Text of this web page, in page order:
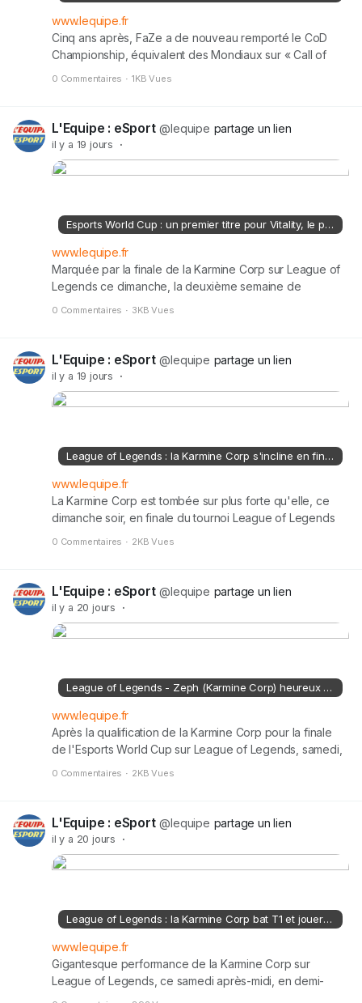
www.lequipe.fr
Cinq ans après, FaZe a de nouveau remporté le CoD
Championship, équivalent des Mondiaux sur « Call of
0 Commentaires · 1KB Vues
L'Equipe : eSport @lequipe partage un lien
il y a 19 jours ·
Esports World Cup : un premier titre pour Vitality, le point sur la compétition après deux semaines
www.lequipe.fr
Marquée par la finale de la Karmine Corp sur League of
Legends ce dimanche, la deuxième semaine de
Bang.
0 Commentaires · 3KB Vues
L'Equipe : eSport @lequipe partage un lien
il y a 19 jours ·
League of Legends : la Karmine Corp s'incline en finale de l'Esports World Cup
www.lequipe.fr
La Karmine Corp est tombée sur plus forte qu'elle, ce
dimanche soir, en finale du tournoi League of Legends
0 Commentaires · 2KB Vues
L'Equipe : eSport @lequipe partage un lien
il y a 20 jours ·
League of Legends - Zeph (Karmine Corp) heureux après l'exploit face aux Sud-Coréens de T1 : « C'était un ascenseur émotionnel permanent »
www.lequipe.fr
Après la qualification de la Karmine Corp pour la finale
de l'Esports World Cup sur League of Legends, samedi,
0 Commentaires · 2KB Vues
L'Equipe : eSport @lequipe partage un lien
il y a 20 jours ·
League of Legends : la Karmine Corp bat T1 et jouera la finale de l'Esports World Cup
www.lequipe.fr
Gigantesque performance de la Karmine Corp sur
League of Legends, ce samedi après-midi, en demi-